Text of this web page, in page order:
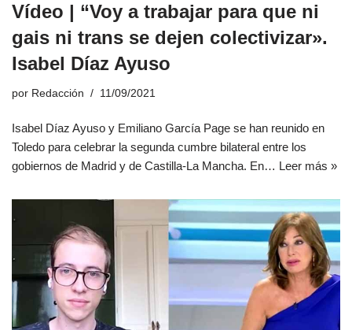
Vídeo | “Voy a trabajar para que ni
gais ni trans se dejen colectivizar».
Isabel Díaz Ayuso
por Redacción 11/09/2021
Isabel Díaz Ayuso y Emiliano García Page se han reunido en
Toledo para celebrar la segunda cumbre bilateral entre los
gobiernos de Madrid y de Castilla-La Mancha. En… Leer más »